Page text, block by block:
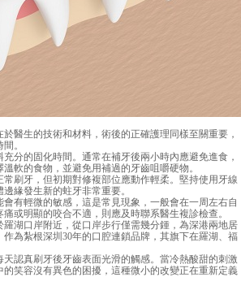
生的技術和材料，術後的正確護理同樣至關重要，
。
的固化時間。通常在補牙後兩小時內應避免進食，
軟的食物，並避免用補過的牙齒咀嚼硬物。
牙，但初期對修複部位應動作輕柔。堅持使用牙線
緣發生新的蛀牙非常重要。
輕微的敏感，這是常見現象，一般會在一周左右自
或明顯的咬合不適，則應及時聯系醫生複診檢查。
湖口岸附近，從口岸步行僅需幾分鍾，為深港兩地居
作為紮根深圳30年的口腔連鎖品牌，其旗下在羅湖、福
真刷牙後牙齒表面光滑的觸感。當冷熱酸甜的刺激
笑容沒有異色的困擾，這種微小的改變正在重新定義